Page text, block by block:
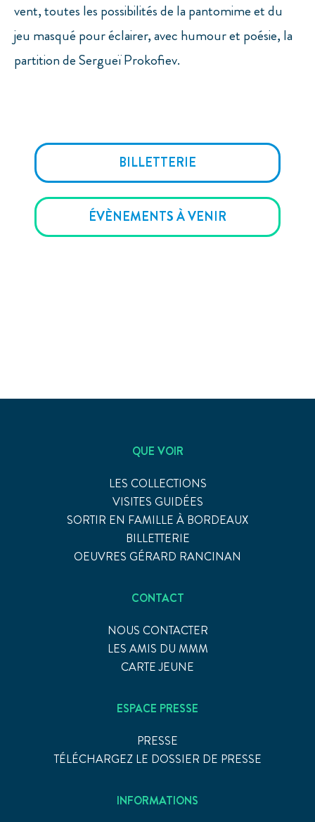
vent, toutes les possibilités de la pantomime et du
jeu masqué pour éclairer, avec humour et poésie, la
partition de Sergueï Prokofiev.
BILLETTERIE
ÉVÈNEMENTS À VENIR
QUE VOIR
LES COLLECTIONS
VISITES GUIDÉES
SORTIR EN FAMILLE À BORDEAUX
BILLETTERIE
OEUVRES GÉRARD RANCINAN
CONTACT
NOUS CONTACTER
LES AMIS DU MMM
CARTE JEUNE
ESPACE PRESSE
PRESSE
TÉLÉCHARGEZ LE DOSSIER DE PRESSE
INFORMATIONS